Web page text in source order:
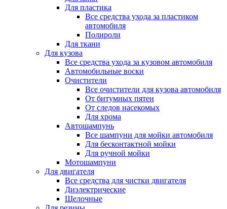
Для пластика
Все средства ухода за пластиком
автомобиля
Полироли
Для ткани
Для кузова
Все средства ухода за кузовом автомобиля
Автомобильные воски
Очистители
Все очистители для кузова автомобиля
От битумных пятен
От следов насекомых
Для хрома
Автошампунь
Все шампуни для мойки автомобиля
Для бесконтактной мойки
Для ручной мойки
Мотошампуни
Для двигателя
Все средства для чистки двигателя
Диэлектрические
Щелочные